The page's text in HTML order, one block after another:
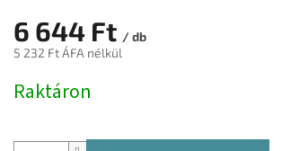
6 644 Ft / db
5 232 Ft ÁFA nélkül
Raktáron